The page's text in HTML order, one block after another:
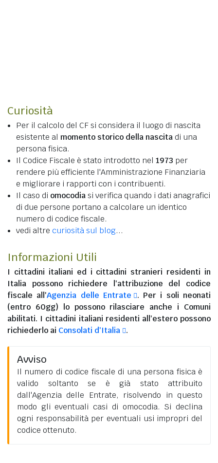
Curiosità
Per il calcolo del CF si considera il luogo di nascita
esistente al momento storico della nascitadi una
persona fisica.
Il Codice Fiscale è stato introdotto nel 1973 per
rendere più efficiente l'Amministrazione Finanziaria
e migliorare i rapporti con i contribuenti.
Il caso di omocodiasi verifica quando i dati anagrafici
di due persone portano a calcolare un identico
numero di codice fiscale.
vedi altre curiosità sul blog...
Informazioni Utili
I cittadini italiani ed i cittadini stranieri residenti in
Italia possono richiedere l'attribuzione del codice
fiscale all'Agenzia delle Entrate
. Per i soli neonati
(entro 60gg) lo possono rilasciare anche i Comuni
abilitati. I cittadini italiani residenti all'esteropossono
richiederlo ai Consolati d'Italia .
Avviso
Il numero di codice fiscale di una persona fisica è
valido soltanto se è già stato attribuito
dall'Agenzia delle Entrate, risolvendo in questo
modo gli eventuali casi di omocodia. Si declina
ogni responsabilità per eventuali usi impropri del
codice ottenuto.